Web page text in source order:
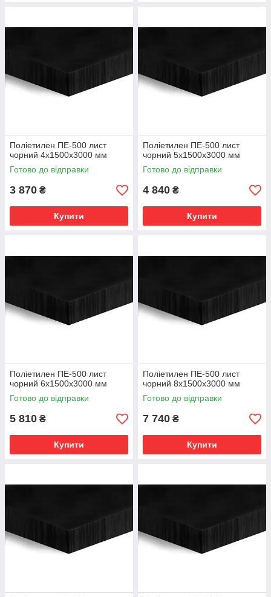
Поліетилен ПЕ-500 лист
чорний 4х1500х3000 мм
Готово до відправки
3 870 ₴
Купити
Поліетилен ПЕ-500 лист
чорний 5х1500х3000 мм
Готово до відправки
4 840 ₴
Купити
Поліетилен ПЕ-500 лист
чорний 6х1500х3000 мм
Готово до відправки
5 810 ₴
Купити
Поліетилен ПЕ-500 лист
чорний 8х1500х3000 мм
Готово до відправки
7 740 ₴
Купити